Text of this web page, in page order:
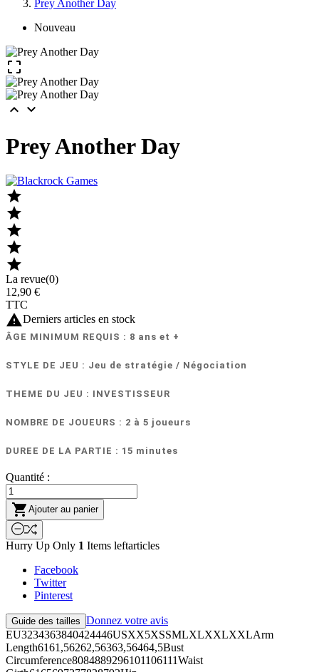
Prey Another Day
Nouveau

 
Prey Another Day





La revue(0)
12,90 €
TTC
Derniers articles en stock
ÂGE MINIMUM REQUIS : 8 ans et +
STYLE DE JEU : Jeu de stratégie / Négociation
THEME DU JEU : INVESTISSEUR
NOMBRE DE JOUEURS : 2 à 5 joueurs
DUREE DE LA PARTIE : 15 minutes
Quantité :
 Ajouter au panier
Hurry Up Only 1 Items leftarticles
Facebook
Twitter
Pinterest
Guide des tailles Donnez votre avis
EU3234363840424446USXX5XSSMLXLXXLXXLArm
Length6161,56262,56363,56464,5Bust
Circumference8084889296101106111Waist